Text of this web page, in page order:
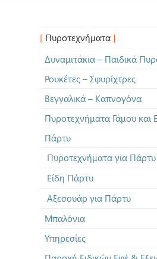
Πυροτεχνήματα
Ρουκέτες – Σφυρίχτρες
Βεγγαλικά – Καπνογόνα
Πάρτυ
Πυροτεχνήματα για Πάρτυ
Είδη Πάρτυ
Αξεσουάρ για Πάρτυ
Μπαλόνια
Υπηρεσίες